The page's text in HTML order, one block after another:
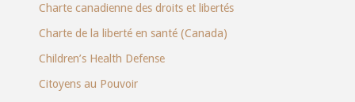
Charte canadienne des droits et libertés
Charte de la liberté en santé (Canada)
Children’s Health Defense
Citoyens au Pouvoir